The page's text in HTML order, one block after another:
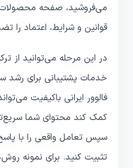
می‌فروشید، صفحه
قوانین و شرایط، اعتماد را
در این مرحله می‌توانید از
خدمات پشتیبانی برای رشد
فالوور ایرانی باکیفیت
کمک کند محتوای شما
سپس تعامل واقعی را با
تثبیت کنید. برای نمونه